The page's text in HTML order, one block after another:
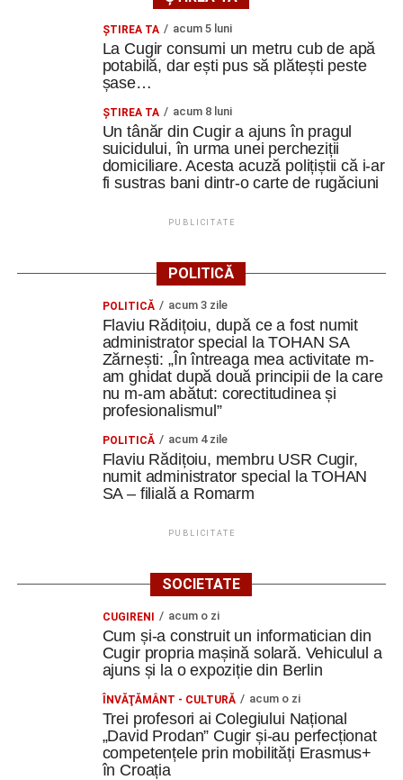
Ultimele știri din Cugir
Cum și-a construit un informatician din Cugir propria
mașină solară. Vehiculul a ajuns și la o expoziție din
Trei profesori ai Colegiului Național „David Prodan”
Cugir și-au perfecționat competențele prin
antreprenorul Alexandru Jittu care a lucrat pentru
Elon Musk: „Dacă nu faci asta ai mari șanse să
Messenger WhatsApp Twitter Email
ȘTIREA TA acum 5 luni
La Cugir consumi un metru cub de apă
potabilă, dar ești pus să plătești peste
șase…
ȘTIREA TA acum 8 luni
Un tânăr din Cugir a ajuns în pragul
suicidului, în urma unei percheziții
domiciliare. Acesta acuză polițiștii că i-ar
fi sustras bani dintr-o carte de rugăciuni
PUBLICITATE
POLITICĂ
POLITICĂ acum 3 zile
Flaviu Rădițoiu, după ce a fost numit
administrator special la TOHAN SA
Zărnești: „În întreaga mea activitate m-
am ghidat după două principii de la care
nu m-am abătut: corectitudinea și
profesionalismul”
POLITICĂ acum 4 zile
Flaviu Rădițoiu, membru USR Cugir,
numit administrator special la TOHAN
SA – filială a Romarm
PUBLICITATE
SOCIETATE
CUGIRENI acum o zi
Cum și-a construit un informatician din
Cugir propria mașină solară. Vehiculul a
ajuns și la o expoziție din Berlin
ÎNVĂŢĂMÂNT - CULTURĂ acum o zi
Trei profesori ai Colegiului Național
„David Prodan” Cugir și-au perfecționat
competențele prin mobilități Erasmus+
în Croația